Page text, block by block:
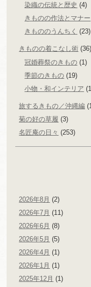
染織の伝統と歴史 (4)
きものの作法とマナー
きもののうんちく (23)
きものの着こなし術 (36)
冠婚葬祭のきもの (1)
季節のきもの (19)
小物・和インテリア
旅するきもの／沖縄編
菊の好の草履 (3)
名匠庵の日々 (253)
2026年8月 (2)
2026年7月 (11)
2026年6月 (8)
2026年5月 (5)
2026年4月 (1)
2026年1月 (1)
2025年12月 (1)